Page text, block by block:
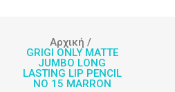
Αρχική /
GRIGI ONLY MATTE
JUMBO LONG
LASTING LIP PENCIL
NO 15 MARRON